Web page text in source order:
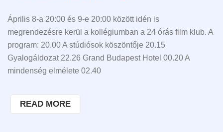
Április 8-a 20:00 és 9-e 20:00 között idén is
megrendezésre kerül a kollégiumban a 24 órás film klub. A
program: 20.00 A stúdiósok köszöntője 20.15
Gyalogáldozat 22.26 Grand Budapest Hotel 00.20 A
mindenség elmélete 02.40
READ MORE